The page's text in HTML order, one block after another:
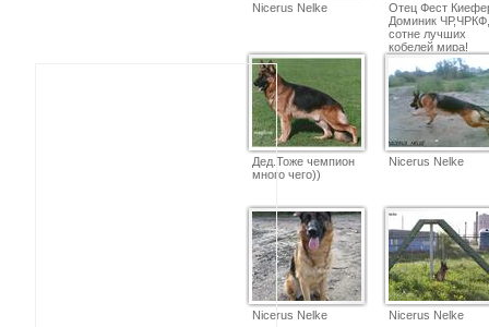
Nicerus Nelke
Отец Фест
Доминик
сотне лучших
кобелей мира!
Дед.Тоже чемпион
много чего))
Nicerus Nelke
Nicerus Nelke Nicerus Nelke